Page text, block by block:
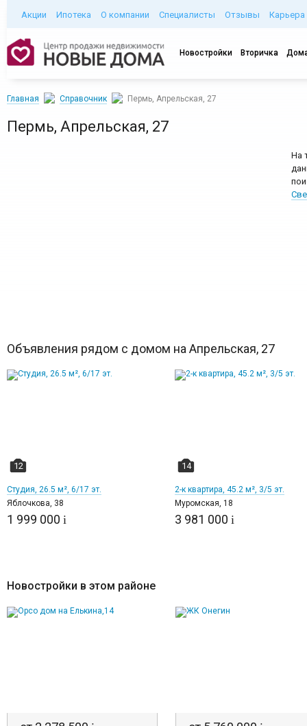
Акции Ипотека О компании Специалисты Отзывы Карьера
Новостройки Вторичка
Главная Справочник Пермь, Апрельская, 27
Пермь, Апрельская, 27
На
Объявления рядом с домом на Апрельская, 27
12
Студия, 26.5 м², 6/17 эт.
Яблочкова, 38
1 999 000 i
14
2-к квартира, 45.2 м², 3/5 эт.
Муромская, 18
3 981 000 i
Новостройки в этом районе